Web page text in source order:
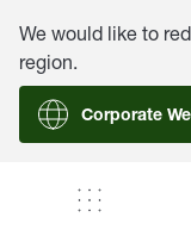
We would like to
region.
Corporate
Contacto